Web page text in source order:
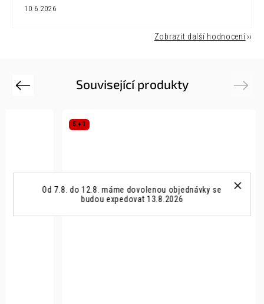
Od 7.8. do 12.8. máme dovolenou objednávky se
budou expedovat 13.8.2026
10.6.2026
Zobrazit další hodnocení
Související produkty
Previous
5 + 1
Next